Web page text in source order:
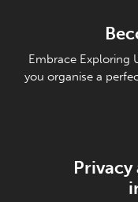
Embrace Exploring
you organise a
Privacy